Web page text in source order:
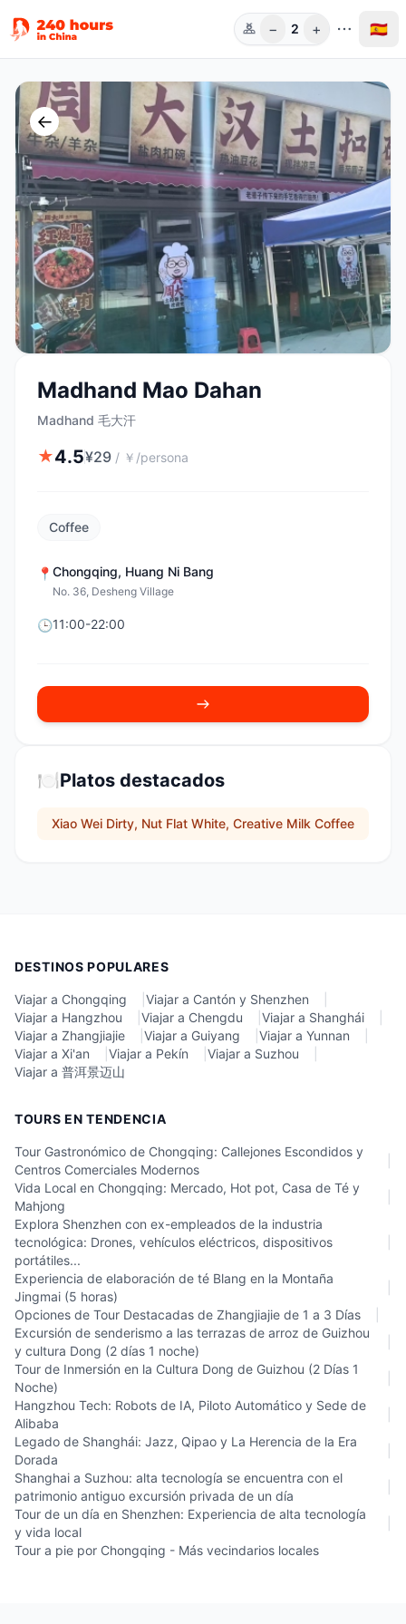
Pers.
− 2 + 🇪🇸
←
Madhand Mao Dahan
Madhand 毛大汗
★4.5¥29 / ￥/persona
Coffee
📍 Chongqing, Huang Ni Bang
No. 36, Desheng Village
🕒11:00-22:00
🍽️Platos destacados
Xiao Wei Dirty, Nut Flat White, Creative Milk Coffee
DESTINOS POPULARES
Viajar a Chongqing Viajar a Cantón y Shenzhen
Viajar a Hangzhou
Viajar a Chengdu Viajar a Shanghái
Viajar a Zhangjiajie
Viajar a Guiyang Viajar a Yunnan
Viajar a Xi'an
Viajar a Pekín Viajar a Suzhou
Viajar a 普洱景迈山
TOURS EN TENDENCIA
Tour Gastronómico de Chongqing: Callejones Escondidos y
Centros Comerciales Modernos
Vida Local en Chongqing: Mercado, Hot pot, Casa de Té y
Mahjong
Explora Shenzhen con ex-empleados de la industria
tecnológica: Drones, vehículos eléctricos, dispositivos
portátiles...
Experiencia de elaboración de té Blang en la Montaña
Jingmai (5 horas)
Opciones de Tour Destacadas de Zhangjiajie de 1 a 3 Días
Excursión de senderismo a las terrazas de arroz de Guizhou
y cultura Dong (2 días 1 noche)
Tour de Inmersión en la Cultura Dong de Guizhou (2 Días 1
Noche)
Hangzhou Tech: Robots de IA, Piloto Automático y Sede de
Alibaba
Legado de Shanghái: Jazz, Qipao y La Herencia de la Era
Dorada
Shanghai a Suzhou: alta tecnología se encuentra con el
patrimonio antiguo excursión privada de un día
Tour de un día en Shenzhen: Experiencia de alta tecnología
y vida local
Tour a pie por Chongqing - Más vecindarios locales